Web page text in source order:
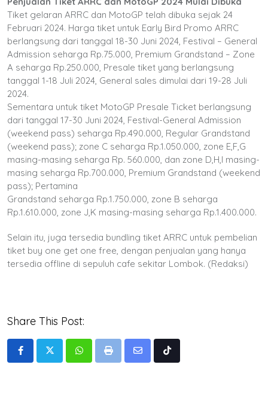
Tiket gelaran ARRC dan MotoGP telah dibuka sejak 24
Februari 2024. Harga tiket untuk Early Bird Promo ARRC
berlangsung dari tanggal 18-30 Juni 2024, Festival – General
Admission seharga Rp.75.000, Premium Grandstand – Zone
A seharga Rp.250.000, Presale tiket yang berlangsung
tanggal 1-18 Juli 2024, General sales dimulai dari 19-28 Juli
2024.
Sementara untuk tiket MotoGP Presale Ticket berlangsung
dari tanggal 17-30 Juni 2024, Festival-General Admission
(weekend pass) seharga Rp.490.000, Regular Grandstand
(weekend pass); zone C seharga Rp.1.050.000, zone E,F,G
masing-masing seharga Rp. 560.000, dan zone D,H,I masing-
masing seharga Rp.700.000, Premium Grandstand (weekend
pass); Pertamina
Grandstand seharga Rp.1.750.000, zone B seharga
Rp.1.610.000, zone J,K masing-masing seharga Rp.1.400.000.
Selain itu, juga tersedia bundling tiket ARRC untuk pembelian
tiket buy one get one free, dengan penjualan yang hanya
tersedia offline di sepuluh cafe sekitar Lombok. (Redaksi)
Share This Post:
WhatsappPrint
Share
Tiktok